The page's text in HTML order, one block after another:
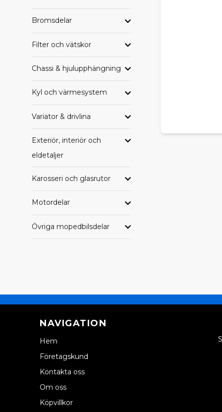
Bromsdelar
Filter och vätskor
Chassi & hjulupphängning
Kyl och värmesystem
Variator & drivlina
Exteriör, interiör och
eldetaljer
Karosseri och glasrutor
Motordelar
Övriga mopedbilsdelar
Oavsett om
NAVIGATION
Hem
Företagskund
Kontakta oss
Om oss
Köpvillkor